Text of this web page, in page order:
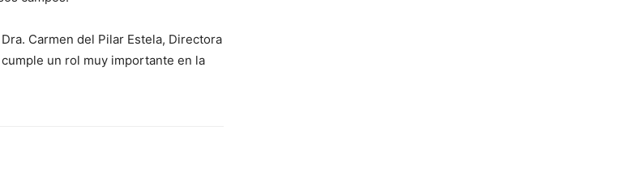
Carmen del Pilar Estela, Directora
un rol muy importante en la